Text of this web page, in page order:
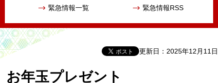
緊急情報一覧 緊急情報RSS
更新日：2025年12月11日
お年玉プレゼント